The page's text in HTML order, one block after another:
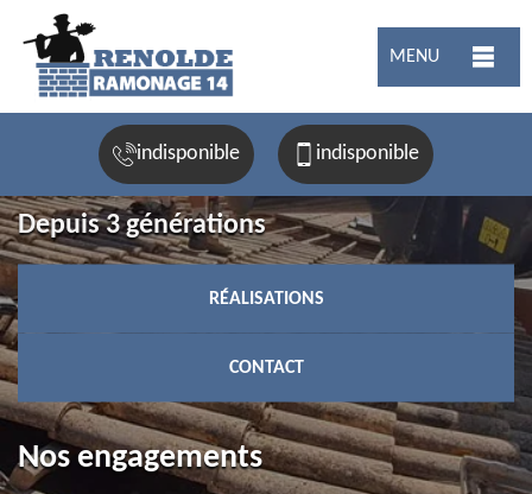
MENU
indisponible indisponible
Depuis 3 générations
RÉALISATIONS
CONTACT
Nos engagements